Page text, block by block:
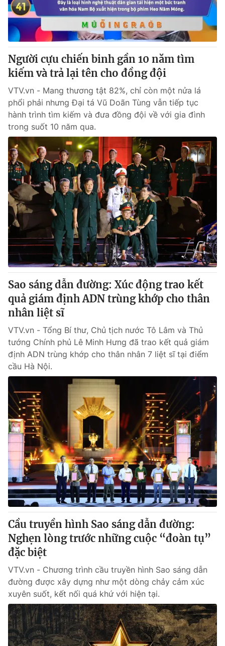
Người cựu chiến binh gần 10 năm tìm
kiếm và trả lại tên cho đồng đội
VTV.vn - Mang thương tật 82%, chỉ còn một nửa lá
phổi phải nhưng Đại tá Vũ Doãn Tùng vẫn tiếp tục
hành trình tìm kiếm và đưa đồng đội về với gia đình
trong suốt 10 năm qua.
Sao sáng dẫn đường: Xúc động trao kết
quả giám định ADN trùng khớp cho thân
nhân liệt sĩ
VTV.vn - Tổng Bí thư, Chủ tịch nước Tô Lâm và Thủ
tướng Chính phủ Lê Minh Hưng đã trao kết quả giám
định ADN trùng khớp cho thân nhân 7 liệt sĩ tại điểm
cầu Hà Nội.
Cầu truyền hình Sao sáng dẫn đường:
Nghẹn lòng trước những cuộc “đoàn tụ”
đặc biệt
VTV.vn - Chương trình cầu truyền hình Sao sáng dẫn
đường được xây dựng như một dòng chảy cảm xúc
xuyên suốt, kết nối quá khứ với hiện tại.